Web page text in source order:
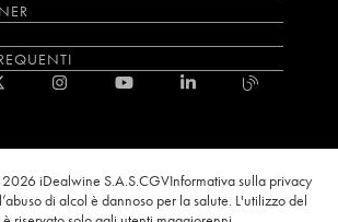
iDealwine S.A.S.CGVInformativa sulla privacy
di alcol è dannoso per la salute. L'utilizzo del